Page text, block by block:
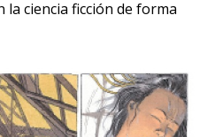
la ciencia ficción de forma